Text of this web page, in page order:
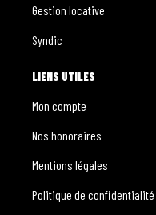
Gestion locative
Syndic
LIENS UTILES
Mon compte
Nos honoraires
Mentions légales
Politique de confidentialité